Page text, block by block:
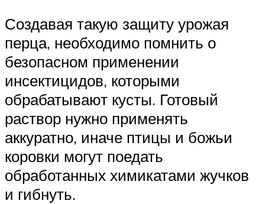
Создавая такую защиту урожая
перца, необходимо помнить о
безопасном применении
инсектицидов, которыми
обрабатывают кусты. Готовый
раствор нужно применять
аккуратно, иначе птицы и божьи
коровки могут поедать
обработанных химикатами жучков
и гибнуть.